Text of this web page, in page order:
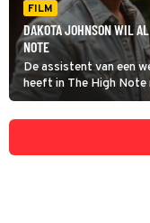
FILM
DAKOTA JOHNSON WIL
NOTE
De assistent van een
heeft in The High Note
koffiehaler overstijgen.